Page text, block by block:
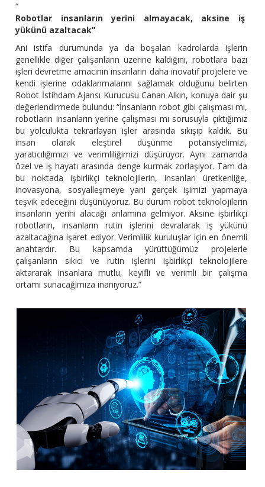
“
Robotlar insanların yerini almayacak, aksine iş
yükünü azaltacak”
Ani istifa durumunda ya da boşalan kadrolarda işlerin
genellikle diğer çalışanların üzerine kaldığını, robotlara bazı
işleri devretme amacının insanların daha inovatif projelere ve
kendi işlerine odaklanmalarını sağlamak olduğunu belirten
Robot İstihdam Ajansı Kurucusu Canan Alkın, konuya dair şu
değerlendirmede bulundu: “İnsanların robot gibi çalışması mı,
robotların insanların yerine çalışması mı sorusuyla çıktığımız
bu yolculukta tekrarlayan işler arasında sıkışıp kaldık. Bu
insan olarak eleştirel düşünme potansiyelimizi,
yaratıcılığımızı ve verimliliğimizi düşürüyor. Aynı zamanda
özel ve iş hayatı arasında denge kurmak zorlaşıyor. Tam da
bu noktada işbirlikçi teknolojilerin, insanları üretkenliğe,
inovasyona, sosyalleşmeye yani gerçek işimizi yapmaya
teşvik edeceğini düşünüyoruz. Bu durum robot teknolojilerin
insanların yerini alacağı anlamına gelmiyor. Aksine işbirlikçi
robotların, insanların rutin işlerini devralarak iş yükünü
azaltacağına işaret ediyor. Verimlilik kuruluşlar için en önemli
anahtardır. Bu kapsamda yürüttüğümüz projelerle
çalışanların sıkıcı ve rutin işlerini işbirlikçi teknolojilere
aktararak insanlara mutlu, keyifli ve verimli bir çalışma
ortamı sunacağımıza inanıyoruz.”